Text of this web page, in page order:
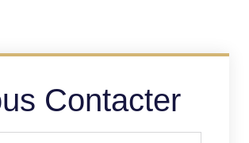
Contacter